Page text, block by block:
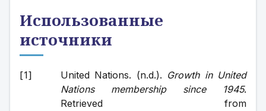
Использованные
источники
United Nations. (n.d.). Growth in United
Nations membership since 1945.